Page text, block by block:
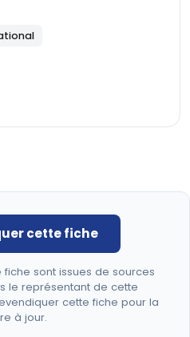
cette fiche
sont issues de sources
le représentant de cette
cette fiche pour la
à jour.